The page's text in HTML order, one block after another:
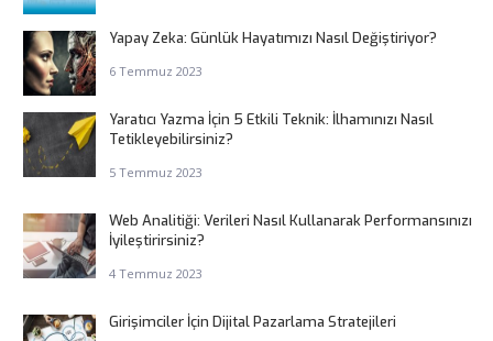
Yapay Zeka: Günlük Hayatımızı Nasıl Değiştiriyor?
6 Temmuz 2023
Yaratıcı Yazma İçin 5 Etkili Teknik: İlhamınızı Nasıl
Tetikleyebilirsiniz?
5 Temmuz 2023
Web Analitiği: Verileri Nasıl Kullanarak Performansınızı
İyileştirirsiniz?
4 Temmuz 2023
Girişimciler İçin Dijital Pazarlama Stratejileri